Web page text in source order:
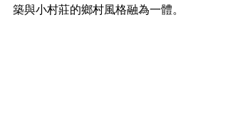
築與小村莊的鄉村風格融為一體。